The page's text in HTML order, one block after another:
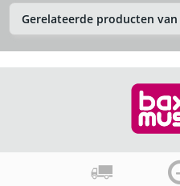
Gerelateerde producten van